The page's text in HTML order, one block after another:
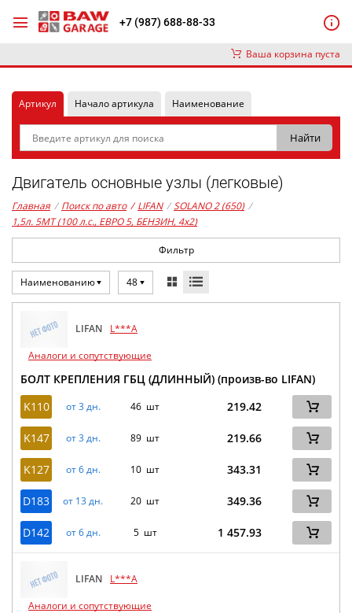
+7 (987) 688-88-33
Ваша корзина пуста
Артикул Начало артикула Наименование
Двигатель основные узлы (легковые)
Главная / Поиск по авто / LIFAN / SOLANO 2 (650) /
1,5л. 5MT (100 л.с., ЕВРО 5, БЕНЗИН, 4x2)
Фильтр
Наименованию 48
LIFAN
L***A
Аналоги и сопутствующие
БОЛТ КРЕПЛЕНИЯ ГБЦ (ДЛИННЫЙ) (произв-во LIFAN)
K110
от 3 дн. 46 шт 219.42
K147 от 3 дн. 89 шт 219.66
K127 от 6 дн. 10 шт 343.31
D183 от 13 дн. 20 шт 349.36
D142 от 6 дн. 5 шт 1 457.93
LIFAN
L***A
Аналоги и сопутствующие